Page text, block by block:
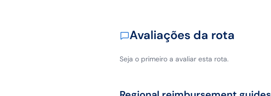
Avaliações da rota
Seja o primeiro a avaliar esta rota.